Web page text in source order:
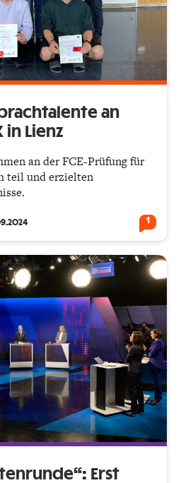
an
in Lienz
an der FCE-Prüfung für
teil und erzielten
1
Erst